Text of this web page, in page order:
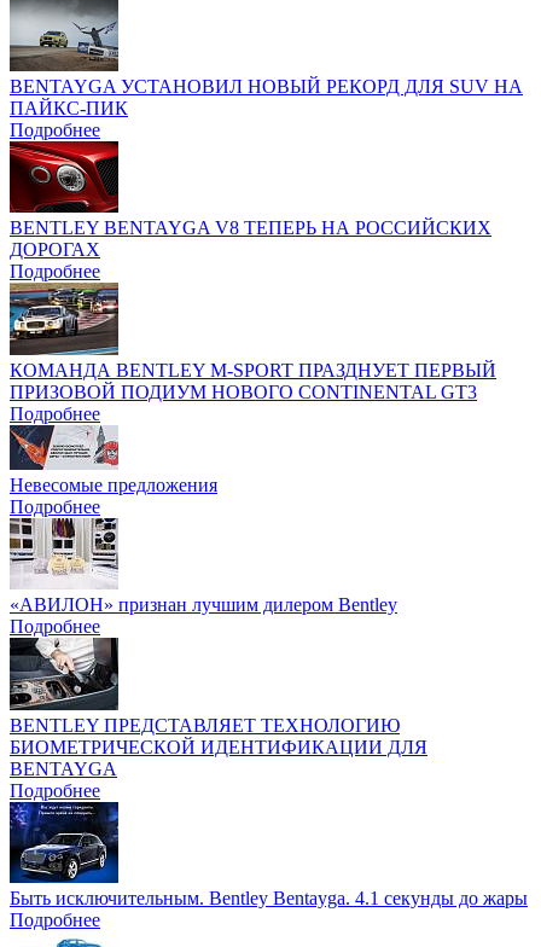
BENTAYGA УСТАНОВИЛ НОВЫЙ РЕКОРД ДЛЯ SUV НА
ПАЙКС-ПИК
Подробнее
BENTLEY BENTAYGA V8 ТЕПЕРЬ НА РОССИЙСКИХ
ДОРОГАХ
Подробнее
КОМАНДА BENTLEY M-SPORT ПРАЗДНУЕТ ПЕРВЫЙ
ПРИЗОВОЙ ПОДИУМ НОВОГО CONTINENTAL GT3
Подробнее
Невесомые предложения
Подробнее
«АВИЛОН» признан лучшим дилером Bentley
Подробнее
BENTLEY ПРЕДСТАВЛЯЕТ ТЕХНОЛОГИЮ
БИОМЕТРИЧЕСКОЙ ИДЕНТИФИКАЦИИ ДЛЯ
BENTAYGA
Подробнее
Быть исключительным. Bentley Bentayga. 4.1 секунды до жары
Подробнее